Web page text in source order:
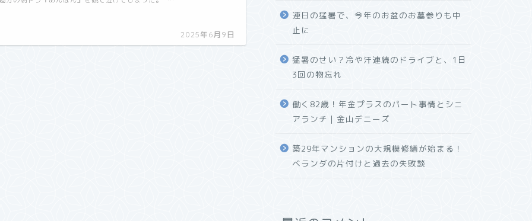
2025年6月9日
連日の猛暑で、今年のお盆のお墓参りも中
止に
猛暑のせい？冷や汗連続のドライブと、1日
3回の物忘れ
働く82歳！年金プラスのパート事情とシニ
アランチ｜金山デニーズ
築29年マンションの大規模修繕が始まる！
ベランダの片付けと過去の失敗談